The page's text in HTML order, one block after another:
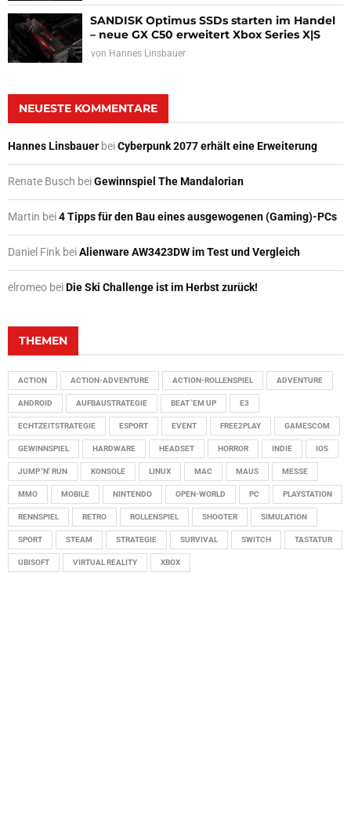
SANDISK Optimus SSDs starten im Handel
– neue GX C50 erweitert Xbox Series X|S
von Hannes Linsbauer
NEUESTE KOMMENTARE
Hannes Linsbauer beiCyberpunk 2077 erhält eine Erweiterung
Renate Busch beiGewinnspiel The Mandalorian
Martin bei4 Tipps für den Bau eines ausgewogenen (Gaming)-PCs
Daniel Fink beiAlienware AW3423DW im Test und Vergleich
elromeo beiDie Ski Challenge ist im Herbst zurück!
THEMEN
ACTION ACTION-ADVENTURE ACTION-ROLLENSPIEL ADVENTURE
ANDROID AUFBAUSTRATEGIE BEAT 'EM UP E3
ECHTZEITSTRATEGIE ESPORT EVENT FREE2PLAY GAMESCOM
GEWINNSPIEL HARDWARE HEADSET HORROR INDIE IOS
JUMP 'N' RUN KONSOLE LINUX MAC MAUS MESSE
MMO MOBILE NINTENDO OPEN-WORLD PC PLAYSTATION
RENNSPIEL RETRO ROLLENSPIEL SHOOTER SIMULATION
SPORT STEAM STRATEGIE SURVIVAL SWITCH TASTATUR
UBISOFT VIRTUAL REALITY XBOX